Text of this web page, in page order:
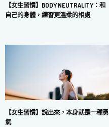
【女生習慣】BODY NEUTRALITY：和
自己的身體，練習更溫柔的相處
【女生習慣】說出來，本身就是一種勇
氣